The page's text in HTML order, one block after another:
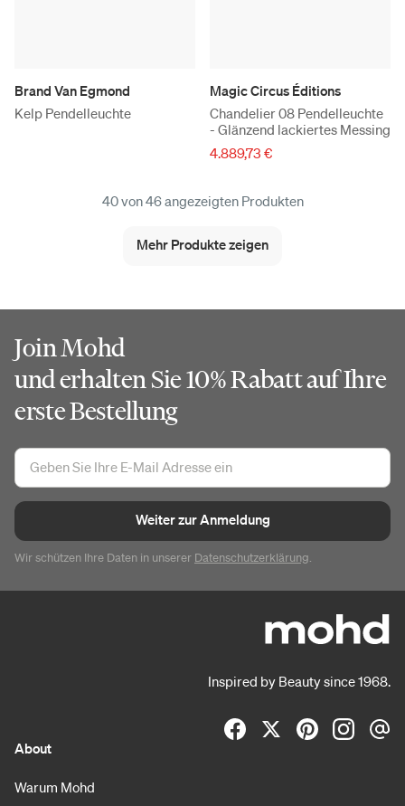
Brand Van Egmond
Kelp Pendelleuchte
Magic Circus Éditions
Chandelier 08 Pendelleuchte
- Glänzend lackiertes Messing
4.889,73 €
40 von 46 angezeigten Produkten
Mehr Produkte zeigen
Join Mohd
und erhalten Sie 10% Rabatt auf Ihre
erste Bestellung
Weiter zur Anmeldung
Wir schützen Ihre Daten in unserer Datenschutzerklärung.
Inspired by Beauty since 1968.
About
Warum Mohd